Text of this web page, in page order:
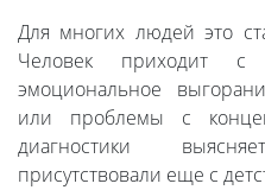
Для многих людей это
Человек приходит с
эмоциональное
или проблемы с
диагностики
присутствовали еще с